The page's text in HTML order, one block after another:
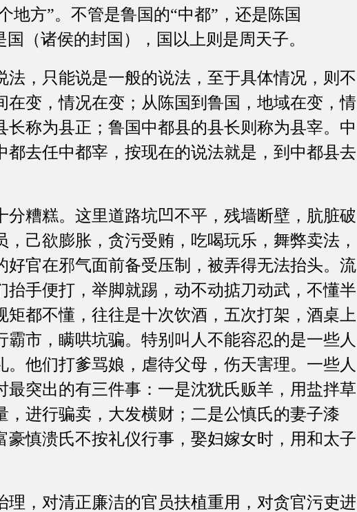
地方”。不管是鲁国的“中都”，还是陈国
（诸侯的封国），国以上则是周天子。
，只能说是一般的说法，至于具体情况，则不
在变，情况在变；从陈国到鲁国，地域在变，情
称为县正；鲁国中都县的县长则称为县宰。中
去任中都宰，按现在的说法就是，到中都县去
糟糕。这里道路坑凹不平，残墙断壁，肮脏破
己欲膨胀，贪污受贿，吃喝玩乐，舞弊卖法，
官在邪气面前备受压制，被弄得无法抬头。流
手便打，举脚就踢，动不动掂刀动武，不懂半
矩都不懂，往往是十次饮酒，五次打架，酒桌上
市，瞒哄坑骗。特别叫人不能容忍的是一些人
他们打爹骂娘，虐待父母，伤天害理。一些人
突出的有三件事：一是沈犹氏贩羊，用盐拌草
进行骗卖，大发横财；二是公慎氏的妻子漆
豪慎溃氏不按礼仪行事，娶妇嫁女时，用和太子
，对清正廉洁的官员扶植重用，对贪官污吏进